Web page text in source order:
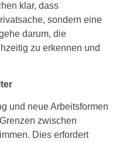
klar, dass
sondern eine
darum, die
zu erkennen und
und neue Arbeitsformen
zwischen
Dies erfordert